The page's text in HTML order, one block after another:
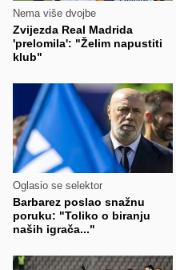
Nema više dvojbe
Zvijezda Real Madrida
'prelomila': "Želim napustiti
klub"
Oglasio se selektor
Barbarez poslao snažnu
poruku: "Toliko o biranju
naših igrača..."